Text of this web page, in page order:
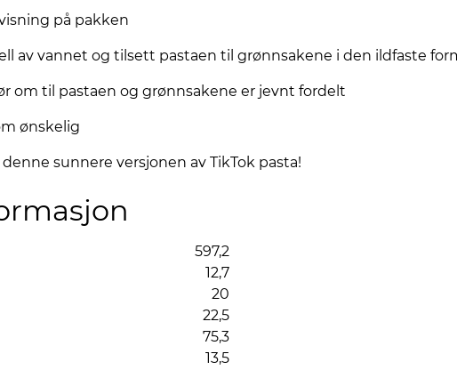
på pakken
av vannet og tilsett pastaen til grønnsakene i den ildfaste
om til pastaen og grønnsakene er jevnt fordelt
ønskelig
sunnere versjonen av TikTok pasta!
597,2
12,7
20
22,5
75,3
13,5